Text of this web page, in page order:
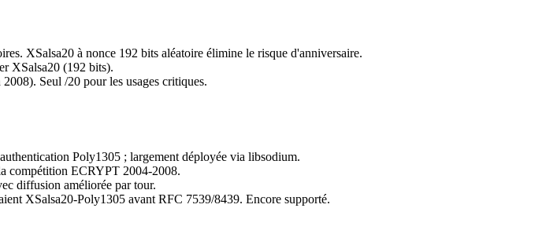
XSalsa20 à nonce 192 bits aléatoire élimine le risque d'anniversaire.
XSalsa20 (192 bits).
Seul /20 pour les usages critiques.
Poly1305 ; largement déployée via libsodium.
compétition ECRYPT 2004-2008.
diffusion améliorée par tour.
XSalsa20-Poly1305 avant RFC 7539/8439. Encore supporté.